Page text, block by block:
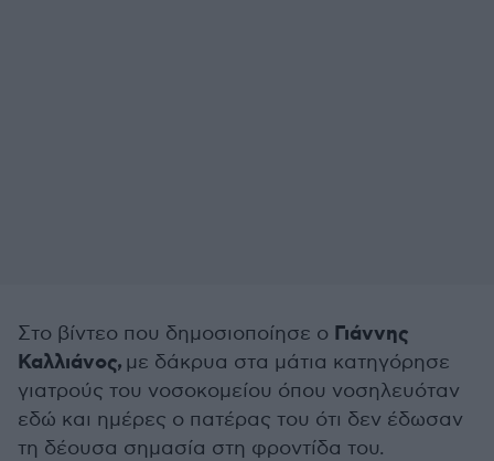
Στο βίντεο που δημοσιοποίησε ο Γιάννης
Καλλιάνος, με δάκρυα στα μάτια κατηγόρησε
γιατρούς του νοσοκομείου όπου νοσηλευόταν
εδώ και ημέρες ο πατέρας του ότι δεν έδωσαν
τη δέουσα σημασία στη φροντίδα του.